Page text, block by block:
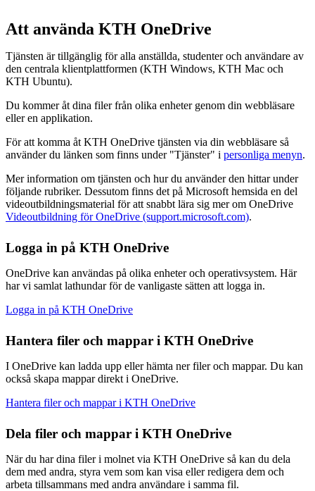
Att använda KTH OneDrive
Tjänsten är tillgänglig för alla anställda, studenter och användare av
den centrala klientplattformen (KTH Windows, KTH Mac och
KTH Ubuntu).
Du kommer åt dina filer från olika enheter genom din webbläsare
eller en applikation.
För att komma åt KTH OneDrive tjänsten via din webbläsare så
använder du länken som finns under "Tjänster" i personliga menyn.
Mer information om tjänsten och hur du använder den hittar under
följande rubriker. Dessutom finns det på Microsoft hemsida en del
videoutbildningsmaterial för att snabbt lära sig mer om OneDrive
Videoutbildning för OneDrive (support.microsoft.com).
Logga in på KTH OneDrive
OneDrive kan användas på olika enheter och operativsystem. Här
har vi samlat lathundar för de vanligaste sätten att logga in.
Logga in på KTH OneDrive
Hantera filer och mappar i KTH OneDrive
I OneDrive kan ladda upp eller hämta ner filer och mappar. Du kan
också skapa mappar direkt i OneDrive.
Hantera filer och mappar i KTH OneDrive
Dela filer och mappar i KTH OneDrive
När du har dina filer i molnet via KTH OneDrive så kan du dela
dem med andra, styra vem som kan visa eller redigera dem och
arbeta tillsammans med andra användare i samma fil.